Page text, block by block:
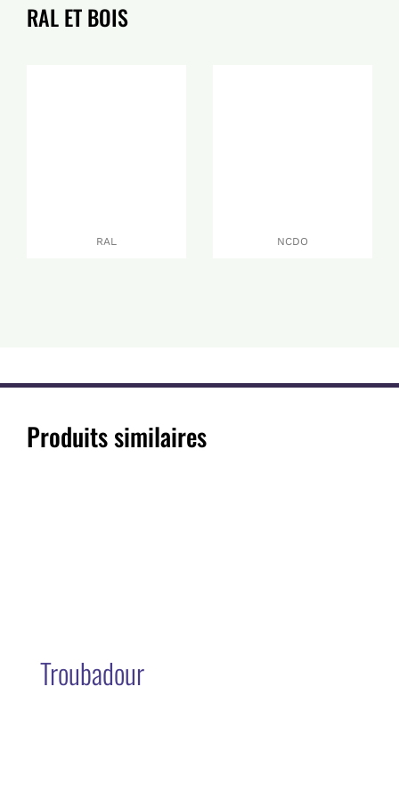
RAL ET BOIS
RAL NCDO
Produits similaires
Troubadour